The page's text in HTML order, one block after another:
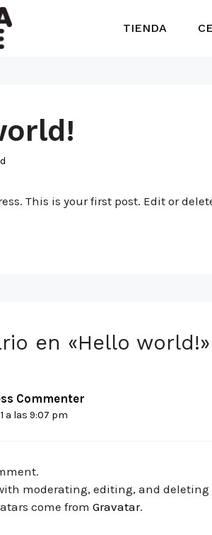
TIENDA
This is your first post. Edit or
en «Hello world!»
Commenter
a las 9:07 pm
moderating, editing, and
come from Gravatar.